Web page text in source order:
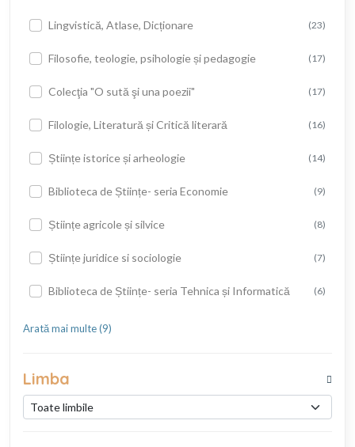
Lingvistică, Atlase, Dicționare (23)
Filosofie, teologie, psihologie și pedagogie (17)
Colecţia "O sută şi una poezii" (17)
Filologie, Literatură și Critică literară (16)
Științe istorice și arheologie (14)
Biblioteca de Științe- seria Economie (9)
Științe agricole și silvice (8)
Științe juridice si sociologie (7)
Biblioteca de Științe- seria Tehnica și Informatică (6)
Arată mai multe (9)
Limba